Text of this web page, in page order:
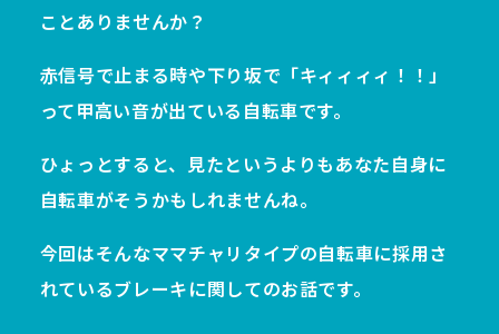
ことありませんか？
赤信号で止まる時や下り坂で「キィィィィ！！」
って甲高い音が出ている自転車です。
ひょっとすると、見たというよりもあなた自身に
自転車がそうかもしれませんね。
今回はそんなママチャリタイプの自転車に採用さ
れているブレーキに関してのお話です。